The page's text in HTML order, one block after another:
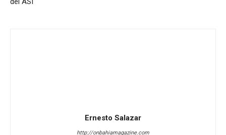
Ernesto Salazar
http://onbahiamagazine.com